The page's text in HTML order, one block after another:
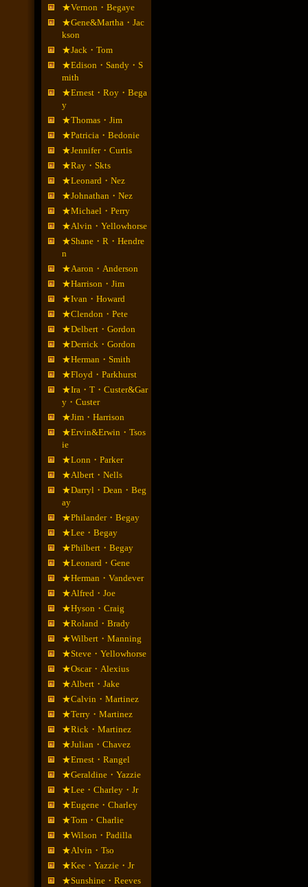
★Vernon・Begaye
★Gene&Martha・Jac
kson
★Jack・Tom
★Edison・Sandy・S
mith
★Ernest・Roy・Bega
y
★Thomas・Jim
★Patricia・Bedonie
★Jennifer・Curtis
★Ray・Skts
★Leonard・Nez
★Johnathan・Nez
★Michael・Perry
★Alvin・Yellowhorse
★Shane・R・Hendre
n
★Aaron・Anderson
★Harrison・Jim
★Ivan・Howard
★Clendon・Pete
★Delbert・Gordon
★Derrick・Gordon
★Herman・Smith
★Floyd・Parkhurst
★Ira・T・Custer&Gar
y・Custer
★Jim・Harrison
★Ervin&Erwin・Tsos
ie
★Lonn・Parker
★Albert・Nells
★Darryl・Dean・Beg
ay
★Philander・Begay
★Lee・Begay
★Philbert・Begay
★Leonard・Gene
★Herman・Vandever
★Alfred・Joe
★Hyson・Craig
★Roland・Brady
★Wilbert・Manning
★Steve・Yellowhorse
★Oscar・Alexius
★Albert・Jake
★Calvin・Martinez
★Terry・Martinez
★Rick・Martinez
★Julian・Chavez
★Ernest・Rangel
★Geraldine・Yazzie
★Lee・Charley・Jr
★Eugene・Charley
★Tom・Charlie
★Wilson・Padilla
★Alvin・Tso
★Kee・Yazzie・Jr
★Sunshine・Reeves